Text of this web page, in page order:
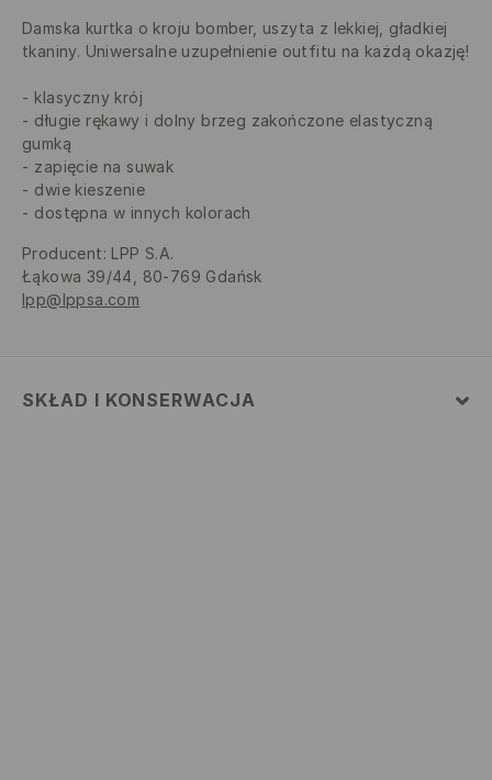
Damska kurtka o kroju bomber, uszyta z lekkiej, gładkiej
tkaniny. Uniwersalne uzupełnienie outfitu na każdą okazję!
klasyczny krój
długie rękawy i dolny brzeg zakończone elastyczną
gumką
zapięcie na suwak
dwie kieszenie
dostępna w innych kolorach
Producent: LPP S.A.
Łąkowa 39/44, 80-769 Gdańsk
lpp@lppsa.com
SKŁAD I KONSERWACJA